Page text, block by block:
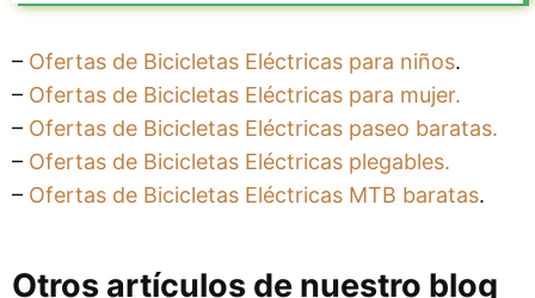
– Ofertas de Bicicletas Eléctricas para niños.
– Ofertas de Bicicletas Eléctricas para mujer.
– Ofertas de Bicicletas Eléctricas paseo baratas.
– Ofertas de Bicicletas Eléctricas plegables.
– Ofertas de Bicicletas Eléctricas MTB baratas.
Otros artículos de nuestro blog